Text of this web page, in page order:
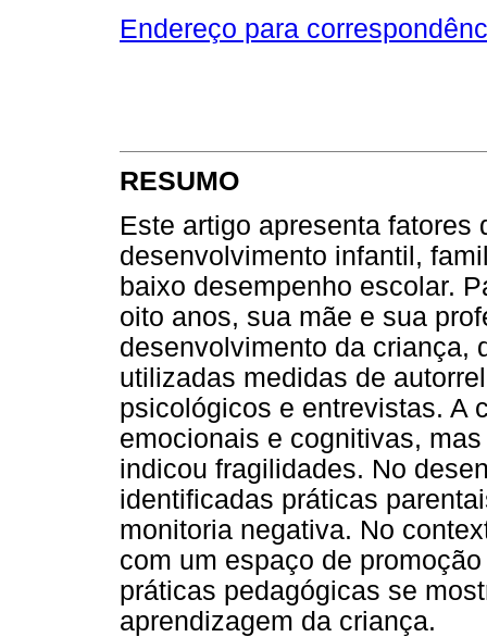
Endereço para
RESUMO
Este artigo apresenta fatores
desenvolvimento infantil,
baixo desempenho escolar.
oito anos, sua mãe e sua
desenvolvimento da criança,
utilizadas medidas de
psicológicos e entrevistas. A
emocionais e cognitivas,
indicou fragilidades. No
identificadas práticas
monitoria negativa. No
com um espaço de
práticas pedagógicas se
aprendizagem da criança.